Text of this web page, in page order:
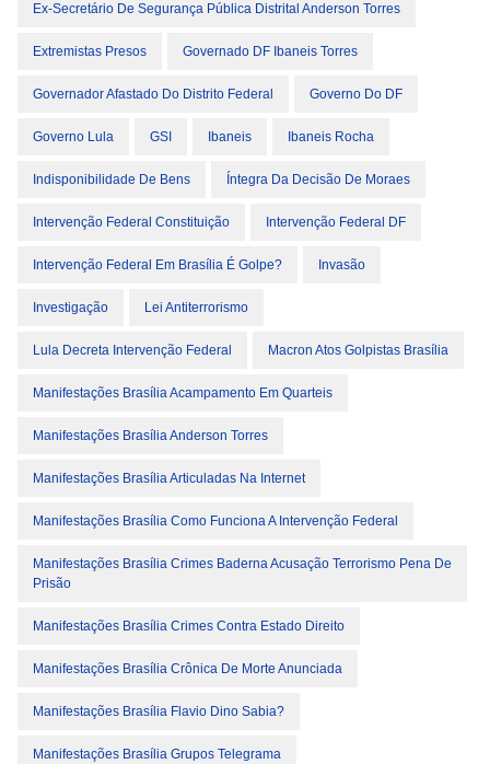
Ex-Secretário De Segurança Pública Distrital Anderson Torres
Extremistas Presos Governado DF Ibaneis Torres
Governador Afastado Do Distrito Federal Governo Do DF
Governo Lula GSI Ibaneis Ibaneis Rocha
Indisponibilidade De Bens Íntegra Da Decisão De Moraes
Intervenção Federal Constituição Intervenção Federal DF
Intervenção Federal Em Brasília É Golpe? Invasão
Investigação Lei Antiterrorismo
Lula Decreta Intervenção Federal Macron Atos Golpistas Brasília
Manifestações Brasília Acampamento Em Quarteis
Manifestações Brasília Anderson Torres
Manifestações Brasília Articuladas Na Internet
Manifestações Brasília Como Funciona A Intervenção Federal
Manifestações Brasília Crimes Baderna Acusação Terrorismo Pena De
Prisão
Manifestações Brasília Crimes Contra Estado Direito
Manifestações Brasília Crônica De Morte Anunciada
Manifestações Brasília Flavio Dino Sabia?
Manifestações Brasília Grupos Telegrama